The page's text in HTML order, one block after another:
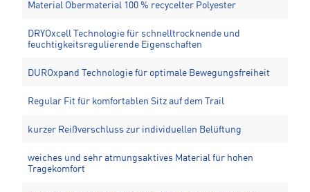
Material Obermaterial 100 % recycelter Polyester
DRYOxcell Technologie für schnelltrocknende und
feuchtigkeitsregulierende Eigenschaften
DUROxpand Technologie für optimale Bewegungsfreiheit
Regular Fit für komfortablen Sitz auf dem Trail
kurzer Reißverschluss zur individuellen Belüftung
weiches und sehr atmungsaktives Material für hohen
Tragekomfort